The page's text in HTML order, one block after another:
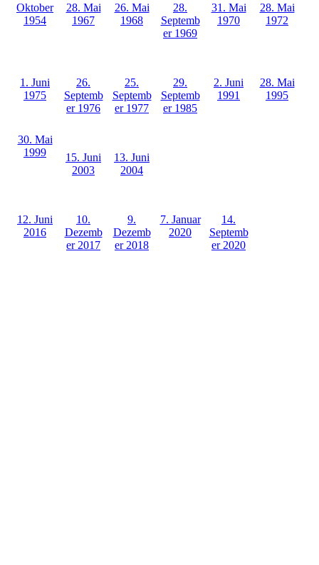
Oktober
1954
28. Mai
1967
26. Mai
1968
28.
Septemb
er 1969
31. Mai
1970
28. Mai
1972
1. Juni
1975
26.
Septemb
er 1976
25.
Septemb
er 1977
29.
Septemb
er 1985
2. Juni
1991
28. Mai
1995
30. Mai
1999
15. Juni
2003
13. Juni
2004
12. Juni
2016
10.
Dezemb
er 2017
9.
Dezemb
er 2018
7. Januar
2020
14.
Septemb
er 2020